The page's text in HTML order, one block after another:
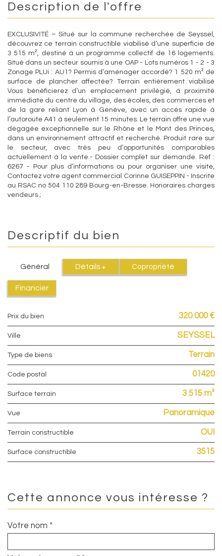
Description de l'offre
EXCLUSIVITÉ – Situé sur la commune recherchée de Seyssel,
découvrez ce terrain constructible viabilisé d’une superficie de
3 515 m², destiné à un programme collectif de 16 logements.
Situé dans un secteur soumis à une OAP - Lots numéros 1 - 2 - 3
Zonage PLUi : AU1? Permis d’aménager accordé? 1 520 m² de
surface de plancher affectée? Terrain entièrement viabilisé
Vous bénéficierez d’un emplacement privilégié, à proximité
immédiate du centre du village, des écoles, des commerces et
de la gare reliant Lyon à Genève, avec un accès rapide à
l’autoroute A41 à seulement 15 minutes. Le terrain offre une vue
dégagée exceptionnelle sur le Rhône et le Mont des Princes,
dans un environnement attractif et recherché. Produit rare sur
le secteur, avec très peu d’opportunités comparables
actuellement à la vente.- Dossier complet sur demande. Réf :
6267 - Pour plus d’informations ou pour organiser une visite,
Contactez votre agent commercial Corinne GUISEPPIN - Inscrite
au RSAC no 504 110 289 Bourg-en-Bresse. Honoraires charges
vendeurs ;
Descriptif du bien
Général Détails + Copropriété
Financier
Prix du bien 320 000 €
Ville SEYSSEL
Type de biens Terrain
Code postal 01420
surface terrain 3 515 m²
Vue Panoramique
Terrain constructible OUI
Surface constructible 3515
Cette annonce vous intéresse ?
Votre nom *